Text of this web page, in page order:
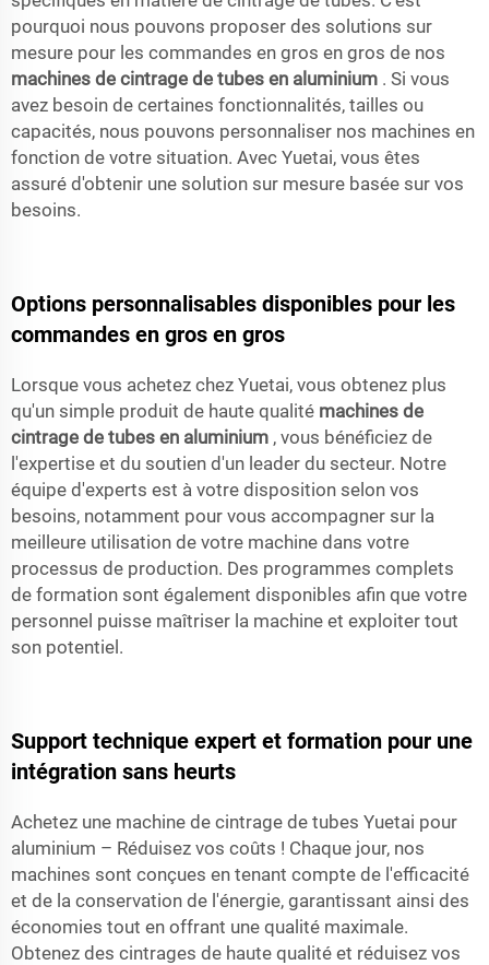
pourquoi nous pouvons proposer des solutions sur
mesure pour les commandes en gros en gros de nos
machines de cintrage de tubes en aluminium . Si vous
avez besoin de certaines fonctionnalités, tailles ou
capacités, nous pouvons personnaliser nos machines en
fonction de votre situation. Avec Yuetai, vous êtes
assuré d'obtenir une solution sur mesure basée sur vos
besoins.
Options personnalisables disponibles pour les
commandes en gros en gros
Lorsque vous achetez chez Yuetai, vous obtenez plus
qu'un simple produit de haute qualité machines de
cintrage de tubes en aluminium , vous bénéficiez de
l'expertise et du soutien d'un leader du secteur. Notre
équipe d'experts est à votre disposition selon vos
besoins, notamment pour vous accompagner sur la
meilleure utilisation de votre machine dans votre
processus de production. Des programmes complets
de formation sont également disponibles afin que votre
personnel puisse maîtriser la machine et exploiter tout
son potentiel.
Support technique expert et formation pour une
intégration sans heurts
Achetez une machine de cintrage de tubes Yuetai pour
aluminium – Réduisez vos coûts ! Chaque jour, nos
machines sont conçues en tenant compte de l'efficacité
et de la conservation de l'énergie, garantissant ainsi des
économies tout en offrant une qualité maximale.
Obtenez des cintrages de haute qualité et réduisez vos